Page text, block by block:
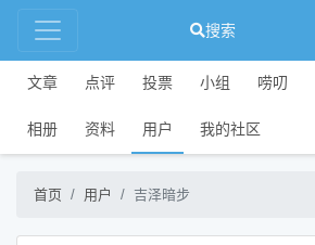
搜索
文章 点评 投票 小组 唠叨
相册 资料 用户 我的社区
首页 用户 吉泽暗步